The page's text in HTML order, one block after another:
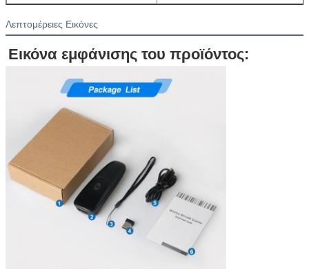
Λεπτομέρειες Εικόνες
Εικόνα εμφάνισης του προϊόντος: